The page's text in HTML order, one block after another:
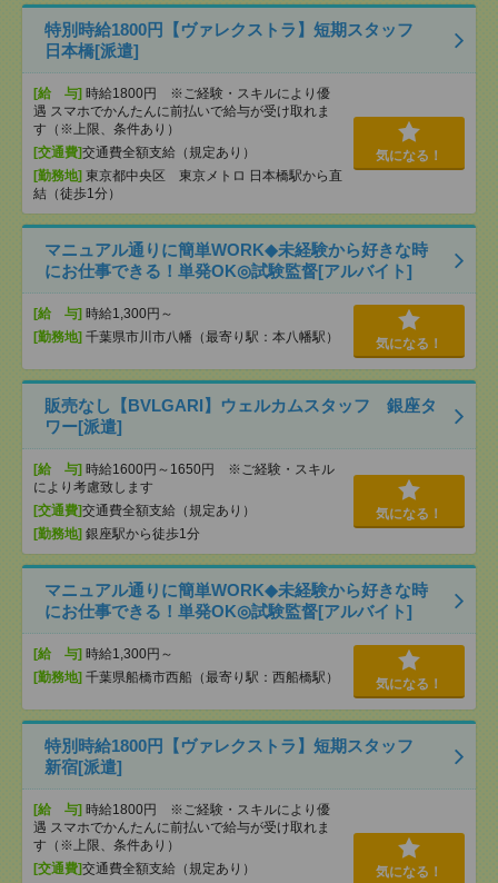
特別時給1800円【ヴァレクストラ】短期スタッフ
日本橋[派遣]
[給 与] 時給1800円 ※ご経験・スキルにより優
遇 スマホでかんたんに前払いで給与が受け取れま
す（※上限、条件あり）
[交通費]交通費全額支給（規定あり）
[勤務地] 東京都中央区 東京メトロ 日本橋駅から直
結（徒歩1分）
気になる！
マニュアル通りに簡単WORK◆未経験から好きな時
にお仕事できる！単発OK◎試験監督[アルバイト]
[給 与] 時給1,300円～
[勤務地] 千葉県市川市八幡（最寄り駅：本八幡駅） 気になる！
販売なし【BVLGARI】ウェルカムスタッフ 銀座タ
ワー[派遣]
[給 与] 時給1600円～1650円 ※ご経験・スキル
により考慮致します
[交通費]交通費全額支給（規定あり）
[勤務地] 銀座駅から徒歩1分
気になる！
マニュアル通りに簡単WORK◆未経験から好きな時
にお仕事できる！単発OK◎試験監督[アルバイト]
[給 与] 時給1,300円～
[勤務地] 千葉県船橋市西船（最寄り駅：西船橋駅） 気になる！
特別時給1800円【ヴァレクストラ】短期スタッフ
新宿[派遣]
[給 与] 時給1800円 ※ご経験・スキルにより優
遇 スマホでかんたんに前払いで給与が受け取れま
す（※上限、条件あり）
[交通費]交通費全額支給（規定あり）
気になる！